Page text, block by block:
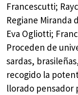
Francescutti;
Regiane Miranda
Eva Ogliotti;
Proceden de
sardas,
recogido la
llorado pensador